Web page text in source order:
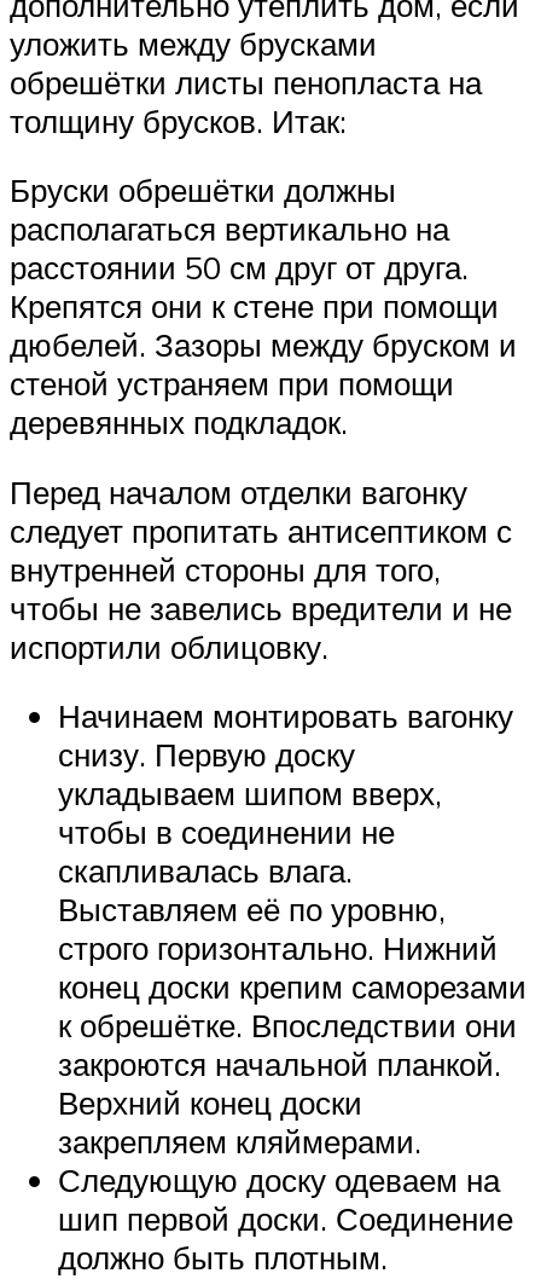
уложить между брусками
обрешётки листы пенопласта на
толщину брусков. Итак:
Бруски обрешётки должны
располагаться вертикально на
расстоянии 50 см друг от друга.
Крепятся они к стене при помощи
дюбелей. Зазоры между бруском и
стеной устраняем при помощи
деревянных подкладок.
Перед началом отделки вагонку
следует пропитать антисептиком с
внутренней стороны для того,
чтобы не завелись вредители и не
испортили облицовку.
Начинаем монтировать вагонку
снизу. Первую доску
укладываем шипом вверх,
чтобы в соединении не
скапливалась влага.
Выставляем её по уровню,
строго горизонтально. Нижний
конец доски крепим саморезами
к обрешётке. Впоследствии они
закроются начальной планкой.
Верхний конец доски
закрепляем кляймерами.
Следующую доску одеваем на
шип первой доски. Соединение
должно быть плотным.